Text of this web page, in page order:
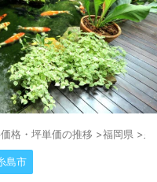
格・坪単価の推移 >福岡県 >糸
島市